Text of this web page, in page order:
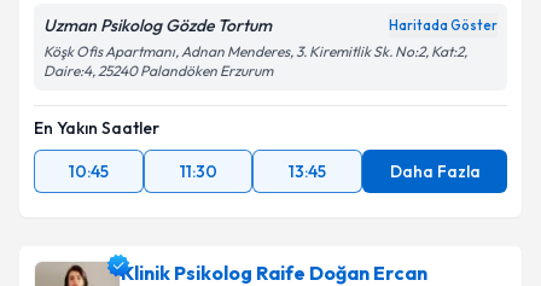
Uzman Psikolog Gözde Tortum
Köşk Ofis Apartmanı, Adnan Menderes, 3. Kiremitlik Sk. No:2, Kat:2,